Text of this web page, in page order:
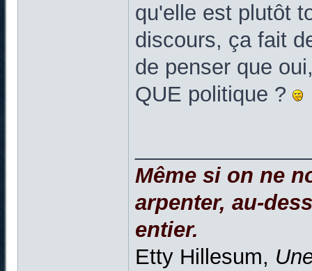
qu'elle est plutôt
discours, ça fait
de penser que
QUE politique ?
Même si on ne
arpenter, au-
entier.
Etty Hillesum,